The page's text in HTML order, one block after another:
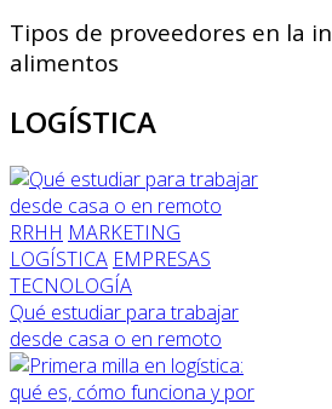
Tipos de proveedores en la
alimentos
LOGÍSTICA
RRHH MARKETING
LOGÍSTICA EMPRESAS
TECNOLOGÍA
Qué estudiar para trabajar
desde casa o en remoto